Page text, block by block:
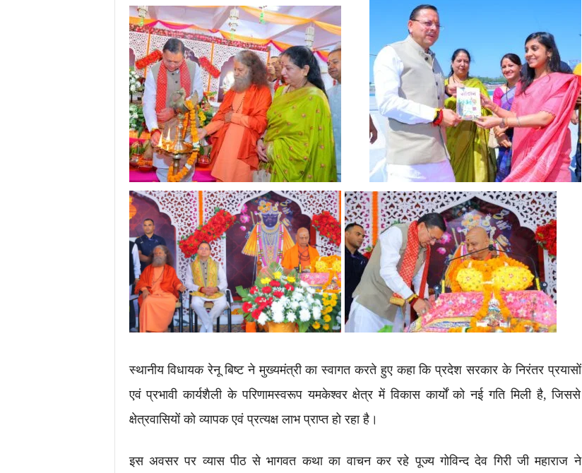
स्थानीय विधायक रेनू बिष्ट ने मुख्यमंत्री का स्वागत करते हुए कहा कि प्रदेश सरकार के निरंतर प्रयासों
एवं प्रभावी कार्यशैली के परिणामस्वरूप यमकेश्वर क्षेत्र में विकास कार्यों को नई गति मिली है, जिससे
क्षेत्रवासियों को व्यापक एवं प्रत्यक्ष लाभ प्राप्त हो रहा है।
इस अवसर पर व्यास पीठ से भागवत कथा का वाचन कर रहे पूज्य गोविन्द देव गिरी जी महाराज ने